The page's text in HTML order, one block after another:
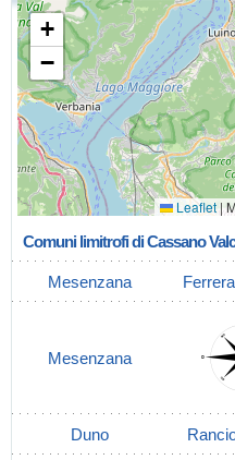
+
−
Leaflet |
Comuni limitrofi di Cassano
Mesenzana
Mesenzana
Duno